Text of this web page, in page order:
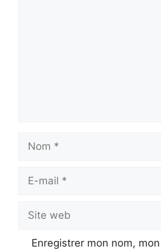
Nom
Site
web
Enregistrer mon nom,